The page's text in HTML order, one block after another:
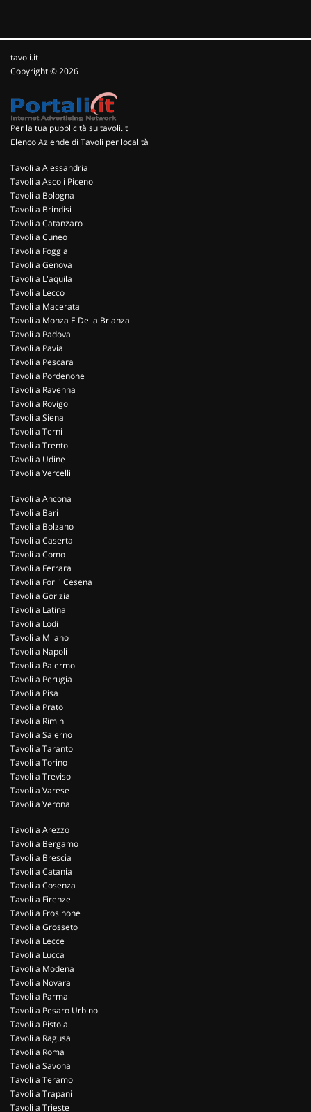
tavoli.it
Copyright © 2026
Per la tua pubblicità su tavoli.it
Elenco Aziende di Tavoli per località
Tavoli a Alessandria
Tavoli a Ascoli Piceno
Tavoli a Bologna
Tavoli a Brindisi
Tavoli a Catanzaro
Tavoli a Cuneo
Tavoli a Foggia
Tavoli a Genova
Tavoli a L'aquila
Tavoli a Lecco
Tavoli a Macerata
Tavoli a Monza E Della Brianza
Tavoli a Padova
Tavoli a Pavia
Tavoli a Pescara
Tavoli a Pordenone
Tavoli a Ravenna
Tavoli a Rovigo
Tavoli a Siena
Tavoli a Terni
Tavoli a Trento
Tavoli a Udine
Tavoli a Vercelli
Tavoli a Ancona
Tavoli a Bari
Tavoli a Bolzano
Tavoli a Caserta
Tavoli a Como
Tavoli a Ferrara
Tavoli a Forli' Cesena
Tavoli a Gorizia
Tavoli a Latina
Tavoli a Lodi
Tavoli a Milano
Tavoli a Napoli
Tavoli a Palermo
Tavoli a Perugia
Tavoli a Pisa
Tavoli a Prato
Tavoli a Rimini
Tavoli a Salerno
Tavoli a Taranto
Tavoli a Torino
Tavoli a Treviso
Tavoli a Varese
Tavoli a Verona
Tavoli a Arezzo
Tavoli a Bergamo
Tavoli a Brescia
Tavoli a Catania
Tavoli a Cosenza
Tavoli a Firenze
Tavoli a Frosinone
Tavoli a Grosseto
Tavoli a Lecce
Tavoli a Lucca
Tavoli a Modena
Tavoli a Novara
Tavoli a Parma
Tavoli a Pesaro Urbino
Tavoli a Pistoia
Tavoli a Ragusa
Tavoli a Roma
Tavoli a Savona
Tavoli a Teramo
Tavoli a Trapani
Tavoli a Trieste